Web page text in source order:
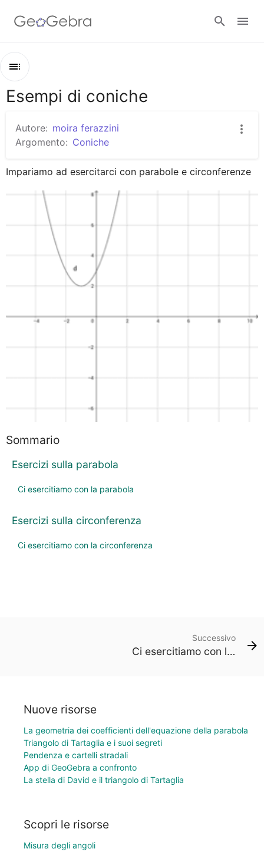
Google Classroom
GeoGebra Classroom
Contenuti
Esercizi sulla parabola
Esempi di coniche
Autore: moira ferazzini
Argomento: Coniche
Impariamo ad esercitarci con parabole e circonferenze
Sommario
Esercizi sulla parabola
Ci esercitiamo con la parabola
Esercizi sulla circonferenza
Ci esercitiamo con la circonferenza
Successivo
Ci esercitiamo con la parabola
Nuove risorse
La geometria dei coefficienti dell'equazione della parabola
Triangolo di Tartaglia e i suoi segreti
Pendenza e cartelli stradali
App di GeoGebra a confronto
La stella di David e il triangolo di Tartaglia
Scopri le risorse
Misura degli angoli